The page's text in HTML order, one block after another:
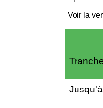
Voir la
Jusqu'à